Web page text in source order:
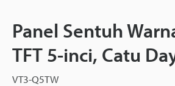
Panel Sentuh
TFT 5-inci, Catu
VT3-Q5TW